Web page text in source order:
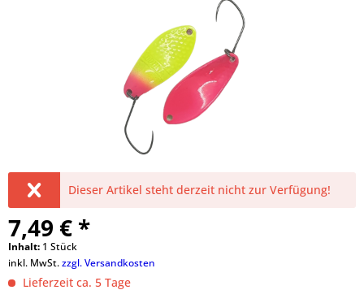
Dieser Artikel steht derzeit nicht zur Verfügung!
7,49 € *
Inhalt: 1 Stück
inkl. MwSt.zzgl. Versandkosten
Lieferzeit ca. 5 Tage